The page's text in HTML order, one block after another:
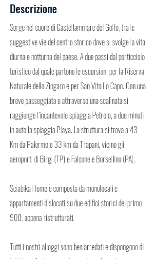
Descrizione
Sorge nel cuore di Castellammare del Golfo, tra le
suggestive vie del centro storico dove si svolge la vita
diurna e notturna del paese. A due passi dal porticciolo
turistico dal quale partono le escursioni per la Riserva
Naturale dello Zingaro e per San Vito Lo Capo. Con una
breve passeggiata e attraverso una scalinata si
raggiunge l’incantevole spiaggia Petrolo, a due minuti
in auto la spiaggia Playa. La struttura si trova a 43
Km da Palermo e 33 km da Trapani, vicino gli
aeroporti di Birgi (TP) e Falcone e Borsellino (PA).
Sciabika Home è composta da monolocali e
appartamenti dislocati su due edifici storici del primo
900, appena ristrutturati.
Tutti i nostri alloggi sono ben arredati e dispongono di